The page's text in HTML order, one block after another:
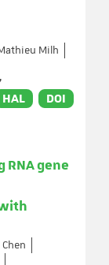
Milh
HAL DOI
gene